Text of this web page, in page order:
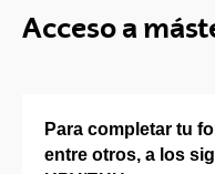
Acceso a
Para completar tu
entre otros, a los